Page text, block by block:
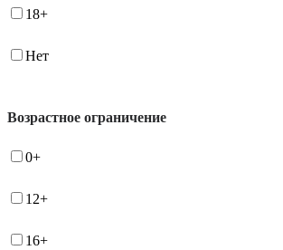
18+
Нет
Возрастное ограничение
0+
12+
16+